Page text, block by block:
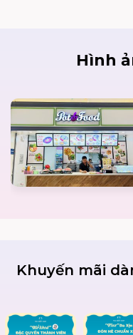
Hình
Khuyến mãi